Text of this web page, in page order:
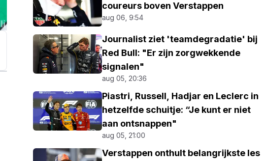
coureurs boven Verstappen
aug 06, 9:54
Journalist ziet 'teamdegradatie' bij
Red Bull: "Er zijn zorgwekkende
signalen"
aug 05, 20:36
Piastri, Russell, Hadjar en Leclerc in
hetzelfde schuitje: “Je kunt er niet
aan ontsnappen"
aug 05, 21:00
Verstappen onthult belangrijkste les